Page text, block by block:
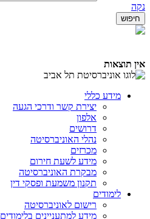
נקה
אין תוצאות
מידע כללי
יצירת קשר ודרכי הגעה
אלפון
דרושים
נהלי האוניברסיטה
מכרזים
מידע לשעת חירום
מבקרת האוניברסיטה
תקנון משמעת ופסקי דין
לימודים
רישום לאוניברסיטה
מידע למתעניינים בלימודים